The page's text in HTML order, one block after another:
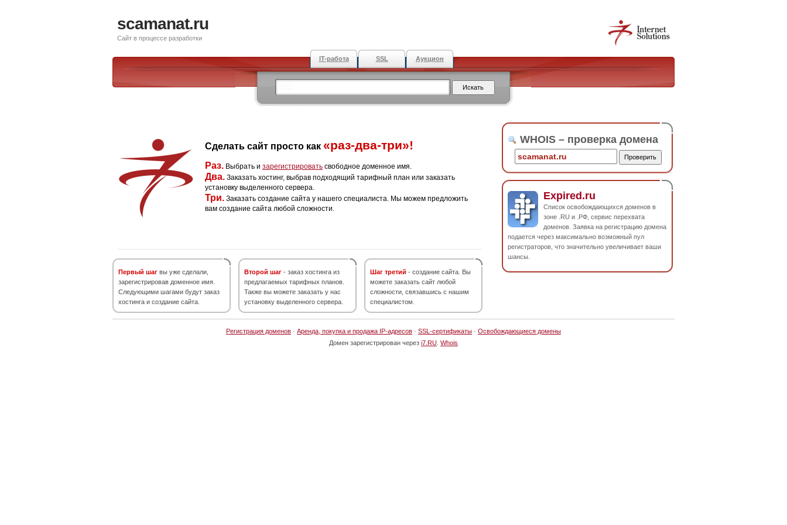
scamanat.ru
Сайт в процессе разработки
IT-работа SSL Аукцион
Сделать сайт просто как «раз-два-три»!
Раз. Выбрать и зарегистрировать свободное доменное имя.
Два. Заказать хостинг, выбрав подходящий тарифный план или заказать
установку выделенного сервера.
Три. Заказать создание сайта у нашего специалиста. Мы можем предложить
вам создание сайта любой сложности.
Первый шаг вы уже сделали,
зарегистрировав доменное имя.
Следующими шагами будут заказ
хостинга и создание сайта.
Второй шаг - заказ хостинга из
предлагаемых тарифных планов.
Также вы можете заказать у нас
установку выделенного сервера.
Шаг третий - создание сайта. Вы
можете заказать сайт любой
сложности, связавшись с нашим
специалистом.
WHOIS – проверка домена
Expired.ru
Список освобождающихся доменов в
зоне .RU и .РФ, сервис перехвата
доменов. Заявка на регистрацию домена
подается через максимально возможный пул
регистраторов, что значительно увеличивает ваши
шансы.
Регистрация доменов · Аренда, покупка и продажа IP-адресов · SSL-сертификаты · Освобождающиеся домены
Домен зарегистрирован через i7.RU Whois